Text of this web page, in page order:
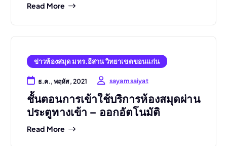
Read More
ข่าวห้องสมุด มทร.อีสาน วิทยาเขตขอนแก่น
ธ.ค., พฤหัส, 2021 sayam saiyat
ชั้นตอนการเข้าใช้บริการห้องสมุดผ่าน
ประตูทางเข้า – ออกอัตโนมัติ
Read More